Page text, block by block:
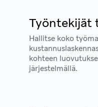
Työntekijät
Hallitse koko
kohteen
järjestelmällä.